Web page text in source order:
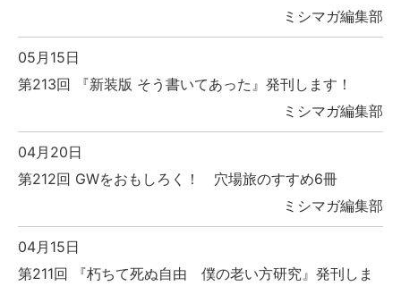
ミシマガ編集部
05月15日
第213回 『新装版 そう書いてあった』発刊します！
ミシマガ編集部
04月20日
第212回 GWをおもしろく！ 穴場旅のすすめ6冊
ミシマガ編集部
04月15日
第211回 『朽ちて死ぬ自由 僕の老い方研究』発刊しま